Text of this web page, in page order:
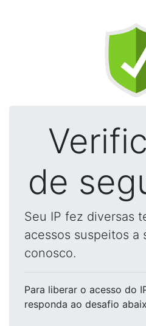
de
Seu IP fez diversas
acessos suspeitos a
conosco.
Para liberar o acesso do
responda ao desafio